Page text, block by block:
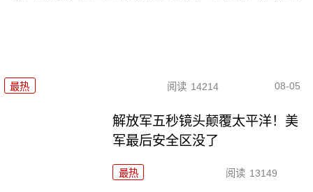
最热 阅读 14214 08-05
解放军五秒镜头颠覆太平洋！美
军最后安全区没了
最热 阅读 13149